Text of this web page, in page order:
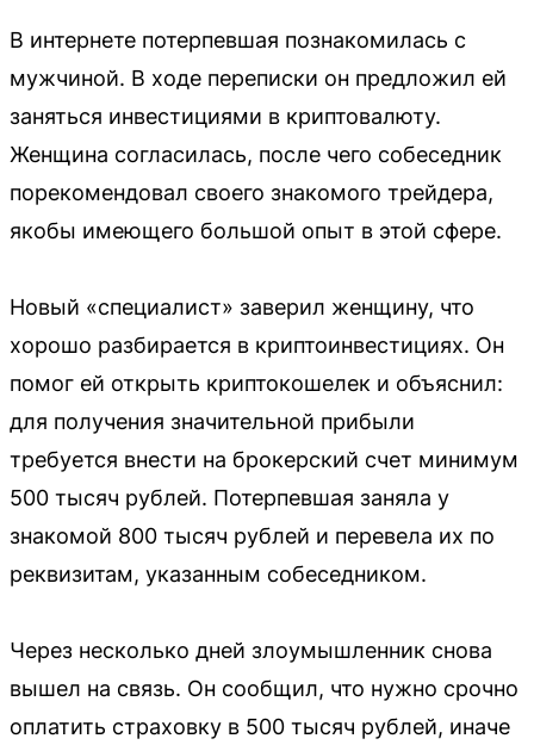
В интернете потерпевшая познакомилась с
мужчиной. В ходе переписки он предложил ей
заняться инвестициями в криптовалюту.
Женщина согласилась, после чего собеседник
порекомендовал своего знакомого трейдера,
якобы имеющего большой опыт в этой сфере.
Новый «специалист» заверил женщину, что
хорошо разбирается в криптоинвестициях. Он
помог ей открыть криптокошелек и объяснил:
для получения значительной прибыли
требуется внести на брокерский счет минимум
500 тысяч рублей. Потерпевшая заняла у
знакомой 800 тысяч рублей и перевела их по
реквизитам, указанным собеседником.
Через несколько дней злоумышленник снова
вышел на связь. Он сообщил, что нужно срочно
оплатить страховку в 500 тысяч рублей, иначе